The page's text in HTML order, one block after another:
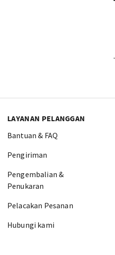
LAYANAN PELANGGAN
Bantuan & FAQ
Pengiriman
Pengembalian &
Penukaran
Pelacakan Pesanan
Hubungi kami